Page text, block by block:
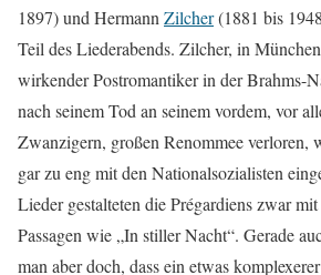
1897) und Hermann Zilcher(1881 bis
Teil des Liederabends. Zilcher, in
wirkender Postromantiker in der Brahms-
nach seinem Tod an seinem vordem, vor
Zwanzigern, großen Renommee verloren,
gar zu eng mit den Nationalsozialisten
Lieder gestalteten die Prégardiens zwar
Passagen wie „In stiller Nacht“. Gerade
man aber doch, dass ein etwas